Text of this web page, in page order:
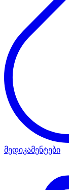
მედიკამენტები